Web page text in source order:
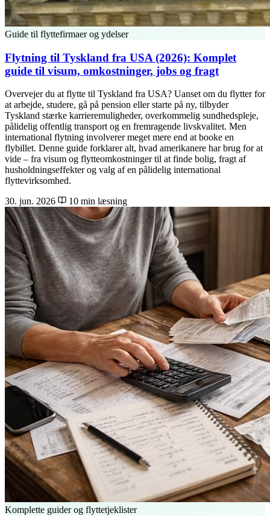
Guide til flyttefirmaer og ydelser
Flytning til Tyskland fra USA (2026): Komplet
guide til visum, omkostninger, jobs og fragt
Overvejer du at flytte til Tyskland fra USA? Uanset om du flytter for
at arbejde, studere, gå på pension eller starte på ny, tilbyder
Tyskland stærke karrieremuligheder, overkommelig sundhedspleje,
pålidelig offentlig transport og en fremragende livskvalitet. Men
international flytning involverer meget mere end at booke en
flybillet. Denne guide forklarer alt, hvad amerikanere har brug for at
vide – fra visum og flytteomkostninger til at finde bolig, fragt af
husholdningseffekter og valg af en pålidelig international
flyttevirksomhed.
30. jun. 2026
10 min læsning
Komplette guider og flyttetjeklister